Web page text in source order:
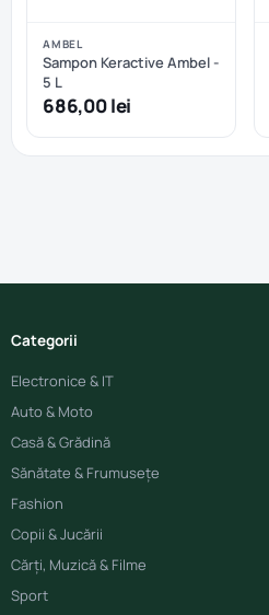
AMBEL
Sampon Keractive Ambel -
5 L
686,00 lei
Categorii
Electronice & IT
Auto & Moto
Casă & Grădină
Sănătate & Frumusețe
Fashion
Copii & Jucării
Cărți, Muzică & Filme
Sport